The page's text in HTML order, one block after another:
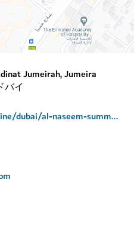
Jumeirah, Jumeira
バイ
www.jumeirah.com/en/dine/dubai/al-naseem-summersalt